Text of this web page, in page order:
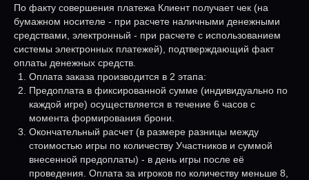
По факту совершения платежа Клиент получает чек (на
бумажном носителе - при расчете наличными денежными
средствами, электронный - при расчете с использованием
системы электронных платежей), подтверждающий факт
оплаты денежных средств.
Оплата заказа производится в 2 этапа:
Предоплата в фиксированной сумме (индивидуально по
каждой игре) осуществляется в течение 6 часов с
момента формирования брони.
Окончательный расчет (в размере разницы между
стоимостью игры по количеству Участников и суммой
внесенной предоплаты) - в день игры после её
проведения. Оплата за игроков по количеству меньше 8,